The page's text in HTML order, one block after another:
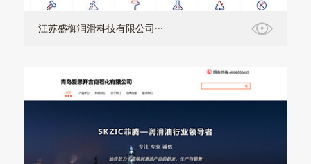
江苏盛御润滑科技有限公司···